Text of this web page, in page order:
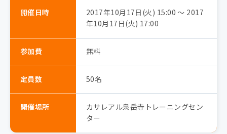
開催日時
2017年10月17日(火) 15:00 〜 2017
年10月17日(火) 17:00
参加費 無料
定員数 50名
開催場所
カサレアル泉岳寺トレーニングセン
ター